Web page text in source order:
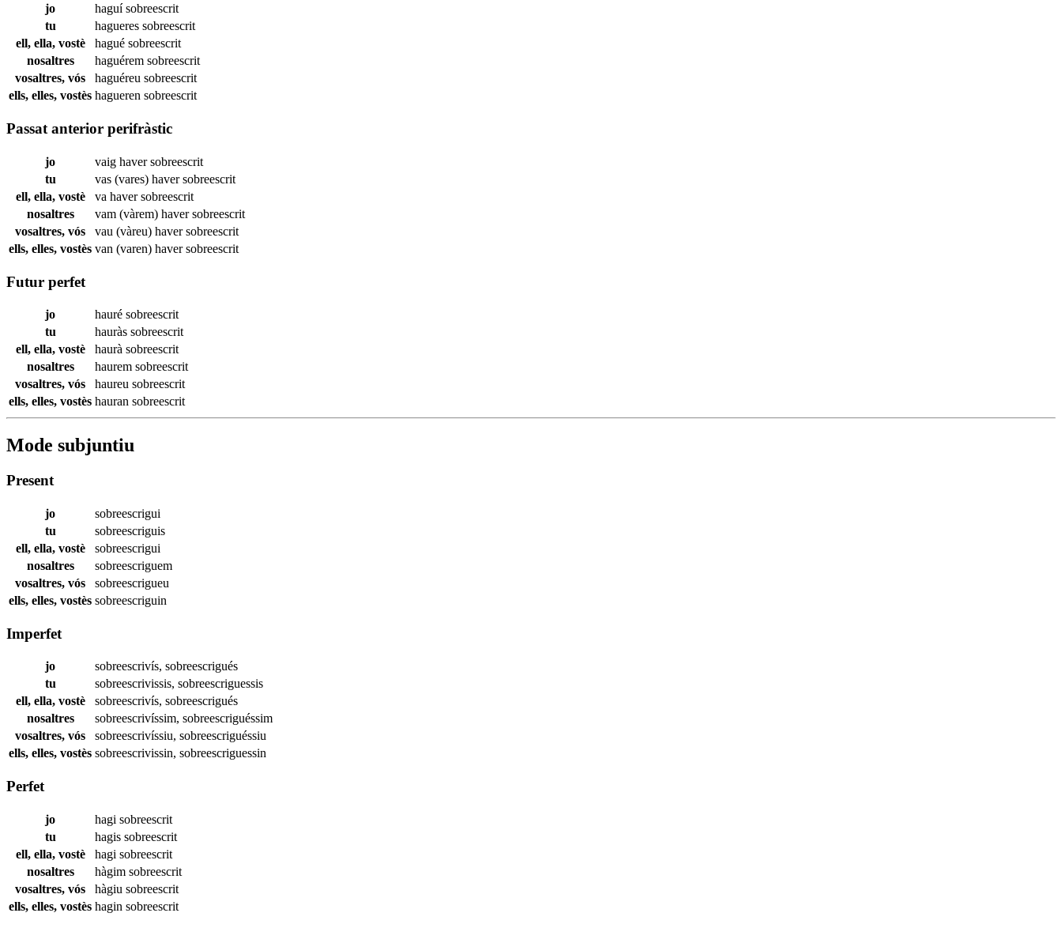
jo haguísobreescrit
tu
hagueres sobreescrit
ell, ella, vostè
hagué sobreescrit
nosaltres
haguérem sobreescrit
vosaltres, vós
haguéreu sobreescrit
ells, elles, vostès hagueren sobreescrit
Passat anterior perifràstic
jo vaig haversobreescrit
tu
vas (vares) haversobreescrit
ell, ella, vostè
va haversobreescrit
nosaltres
vam (vàrem) haversobreescrit
vosaltres, vós
vau (vàreu) haversobreescrit
ells, elles, vostès van (varen) haversobreescrit
Futur perfet
jo hauré sobreescrit
tu
hauràs sobreescrit
ell, ella, vostè
haurà sobreescrit
nosaltres
haurem sobreescrit
vosaltres, vós
haureu sobreescrit
ells, elles, vostès hauran sobreescrit
Mode subjuntiu
Present
jo
sobreescrigui
tu
sobreescriguis
ell, ella, vostè
sobreescrigui
nosaltres
sobreescriguem
vosaltres, vós
sobreescrigueu
ells, elles, vostès sobreescriguin
Imperfet
jo sobreescrivís, sobreescrigués
tu
sobreescrivissis, sobreescriguessis
ell, ella, vostè
sobreescrivís, sobreescrigués
nosaltres
sobreescrivíssim, sobreescriguéssim
vosaltres, vós
sobreescrivíssiu, sobreescriguéssiu
ells, elles, vostès sobreescrivissin, sobreescriguessin
Perfet
jo hagi sobreescrit
tu
hagis sobreescrit
ell, ella, vostè
hagi sobreescrit
nosaltres
hàgim sobreescrit
vosaltres, vós
hàgiu sobreescrit
ells, elles, vostès hagin sobreescrit